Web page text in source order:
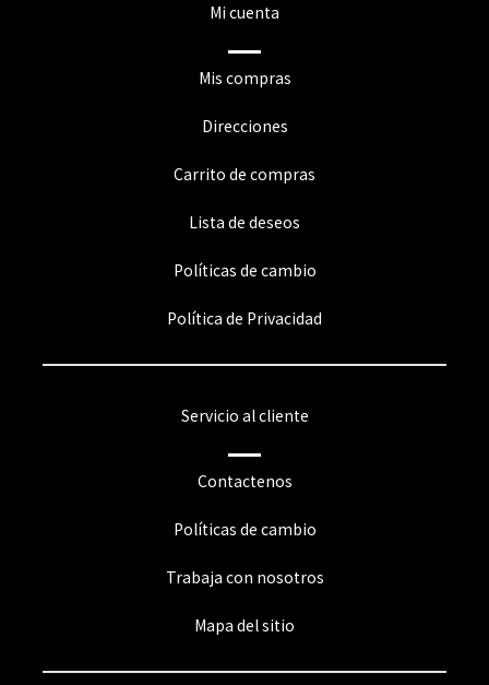
Mi cuenta
Mis compras
Direcciones
Carrito de compras
Lista de deseos
Políticas de cambio
Política de Privacidad
Servicio al cliente
Contactenos
Políticas de cambio
Trabaja con nosotros
Mapa del sitio